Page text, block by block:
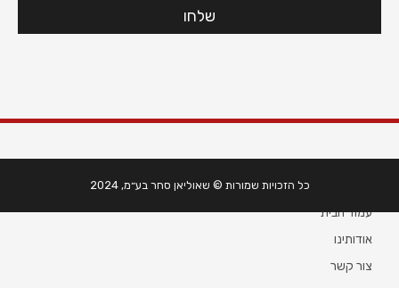
עמוד הבית
אודותינו
צור קשר
כל הזכויות שמורות © שאוליאן סחר בע״מ, 2024